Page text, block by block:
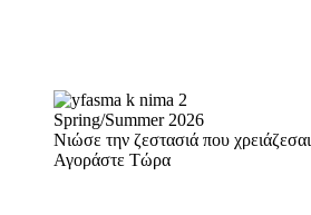
Spring/Summer 2026
Νιώσε την ζεστασιά που χρειάζεσαι
Αγοράστε Τώρα